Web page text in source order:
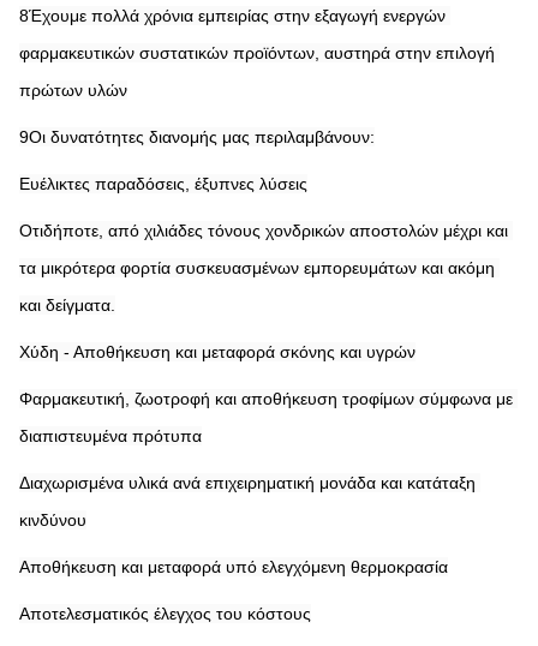
8Έχουμε πολλά χρόνια εμπειρίας στην εξαγωγή ενεργών
φαρμακευτικών συστατικών προϊόντων, αυστηρά στην επιλογή
πρώτων υλών
9Οι δυνατότητες διανομής μας περιλαμβάνουν:
Ευέλικτες παραδόσεις, έξυπνες λύσεις
Οτιδήποτε, από χιλιάδες τόνους χονδρικών αποστολών μέχρι και
τα μικρότερα φορτία συσκευασμένων εμπορευμάτων και ακόμη
και δείγματα.
Χύδη - Αποθήκευση και μεταφορά σκόνης και υγρών
Φαρμακευτική, ζωοτροφή και αποθήκευση τροφίμων σύμφωνα με
διαπιστευμένα πρότυπα
Διαχωρισμένα υλικά ανά επιχειρηματική μονάδα και κατάταξη
κινδύνου
Αποθήκευση και μεταφορά υπό ελεγχόμενη θερμοκρασία
Αποτελεσματικός έλεγχος του κόστους